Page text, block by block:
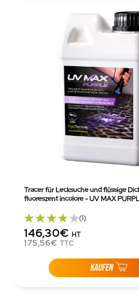
Tracer für Lecksuche und flüssige
fluoreszent incolore - UV MAX
(1)
146,30€ HT
175,56€ TTC
KAUFEN